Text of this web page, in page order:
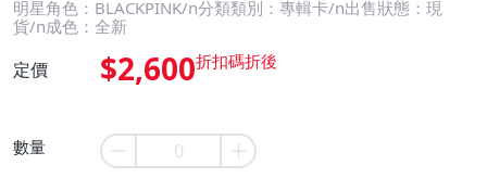
明星角色：BLACKPINK/n分類類別：專輯卡/n出售狀態：現
貨/n成色：全新
定價 $2,600
數量